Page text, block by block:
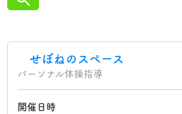
せぼねのスペース
パーソナル体操指導
開催日時